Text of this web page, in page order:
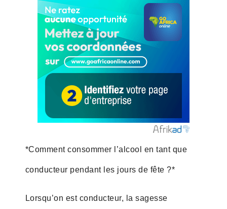
*Comment consommer l’alcool en tant que
conducteur pendant les jours de fête ?*
Lorsqu’on est conducteur, la sagesse